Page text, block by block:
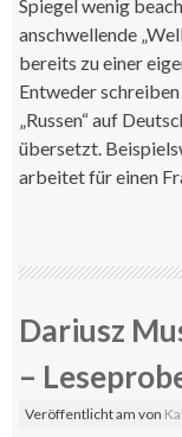
Spiegel wenig
anschwellende
bereits zu einer
Entweder schreiben
„Russen“ auf
übersetzt.
arbeitet für einen
Dariusz
–
Veröffentlicht amvon